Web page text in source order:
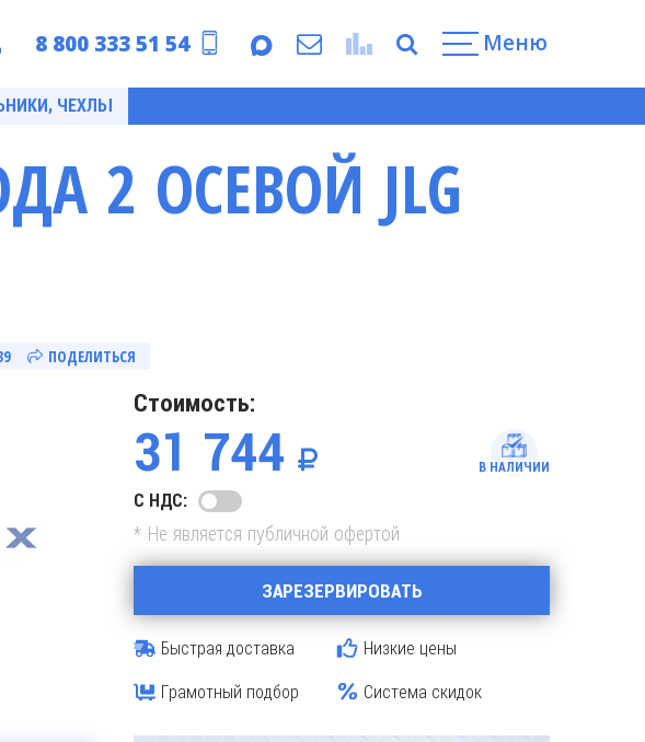
8 800 333 51 54 Меню
ЧЕХЛЫ
2 ОСЕВОЙ JLG
ПОДЕЛИТЬСЯ
Стоимость:
31 744 В НАЛИЧИИ
С НДС:
* Не является публичной офертой
ЗАРЕЗЕРВИРОВАТЬ
Быстрая доставка
Низкие цены
Грамотный подбор
Система скидок